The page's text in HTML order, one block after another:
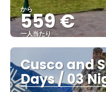
から
559 €
一人当たり
Cusco and
Days / 03